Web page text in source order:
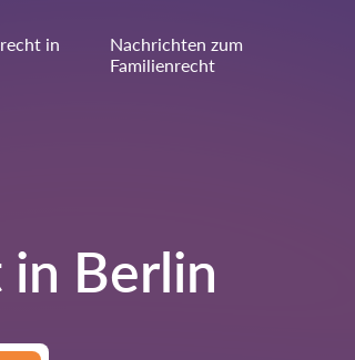
in
Nachrichten zum
Familienrecht
in Berlin